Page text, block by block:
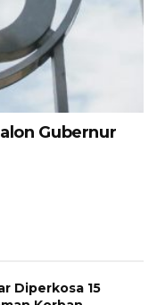
Gubernur
Diperkosa 15